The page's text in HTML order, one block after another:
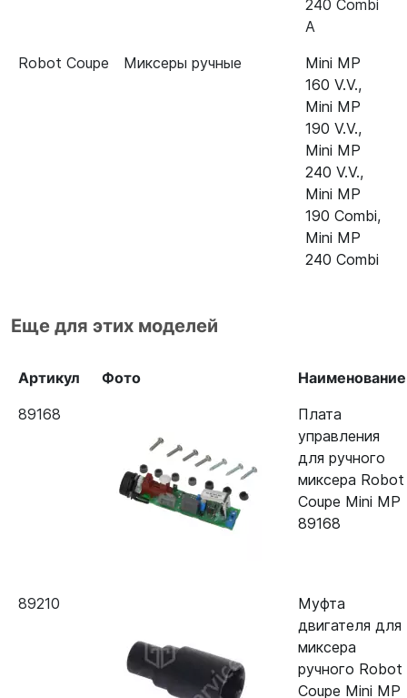
240 Combi
A
Robot Coupe
Миксеры ручные
Mini MP
160 V.V.,
Mini MP
190 V.V.,
Mini MP
240 V.V.,
Mini MP
190 Combi,
Mini MP
240 Combi
Еще для этих моделей
Артикул Фото
Наименование
89168
Плата
управления
для ручного
миксера Robot
Coupe Mini MP
89168
89210
Муфта
двигателя для
миксера
ручного Robot
Coupe Mini MP